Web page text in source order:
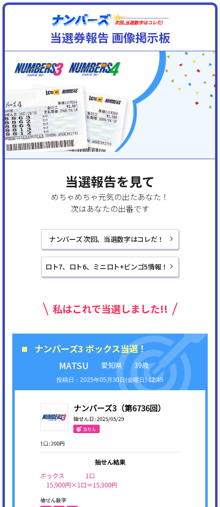
当選券報告 画像掲示板
当選報告を見て
めちゃめちゃ元気の出たあなた！
次はあなたの出番です
ナンバーズ 次回、当選数字はコレだ！
ロト7、ロト6、ミニロト+ビンゴ5情報！
私はこれで当選しました!!
ナンバーズ3 ボックス当選！
MATSU
愛知県 39歳
2025年05月30日(金曜日) 12:45